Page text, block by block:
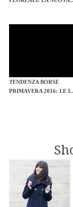
TENDENZA BORSE
PRIMAVERA 2016: LE